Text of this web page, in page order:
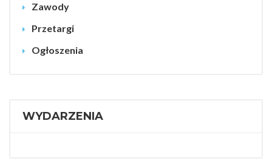
Zawody
Przetargi
Ogłoszenia
WYDARZENIA